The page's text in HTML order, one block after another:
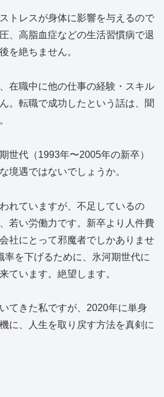
トレスが身体に影響を与えるので
、高脂血症などの生活習慣病で退
を絶ちません。
在職中に他の仕事の経験・スキル
。転職で成功したという話は、聞
世代（1993年〜2005年の新卒）
境遇ではないでしょうか。
れていますが、不足しているの
若い労働力です。新卒より人件費
社にとって邪魔者でしかありませ
率を下げるために、氷河期世代に
ています。絶望します。
てきた私ですが、2020年に単身
に、人生を取り戻す方法を真剣に